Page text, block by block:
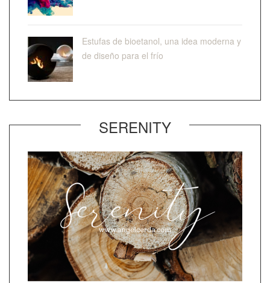
Estufas de bioetanol, una idea moderna y
de diseño para el frío
SERENITY